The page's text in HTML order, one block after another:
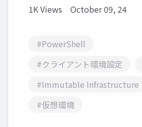
1K Views October 09, 24
#PowerShell
#クライアント環境設定
#Immutable Infrastructure
#仮想環境